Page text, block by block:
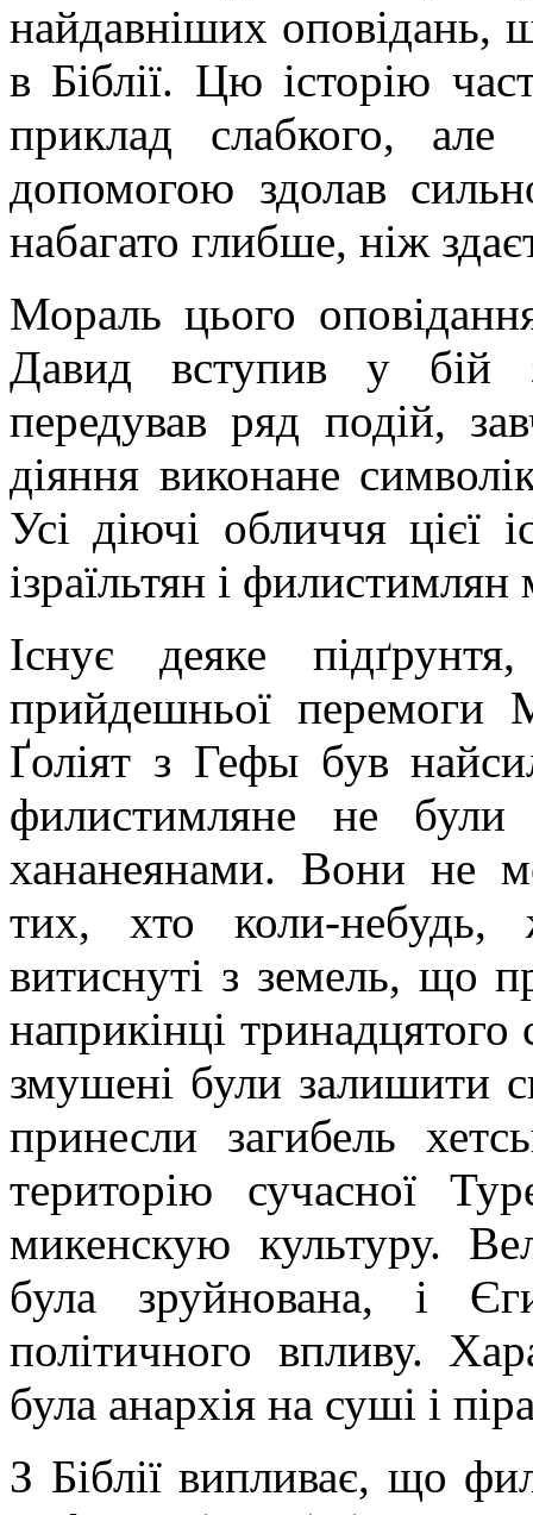
найдавніших оповідань,
в Біблії. Цю історію
приклад слабкого,
допомогою здолав
набагато глибше, ніж
Мораль цього
Давид вступив у бій з
передував ряд подій,
діяння виконане
Усі діючі обличчя цієї
ізраїльтян і
Існує деяке
прийдешньої перемоги
Ґоліят з Гефы був
филистимляне не
хананеянами. Вони не
тих, хто коли-
витиснуті з земель, що
наприкінці
змушені були залишити
принесли загибель
територію сучасної
микенскую культуру.
була зруйнована, і
політичного впливу.
була анархія на суші і
З Біблії випливає, що